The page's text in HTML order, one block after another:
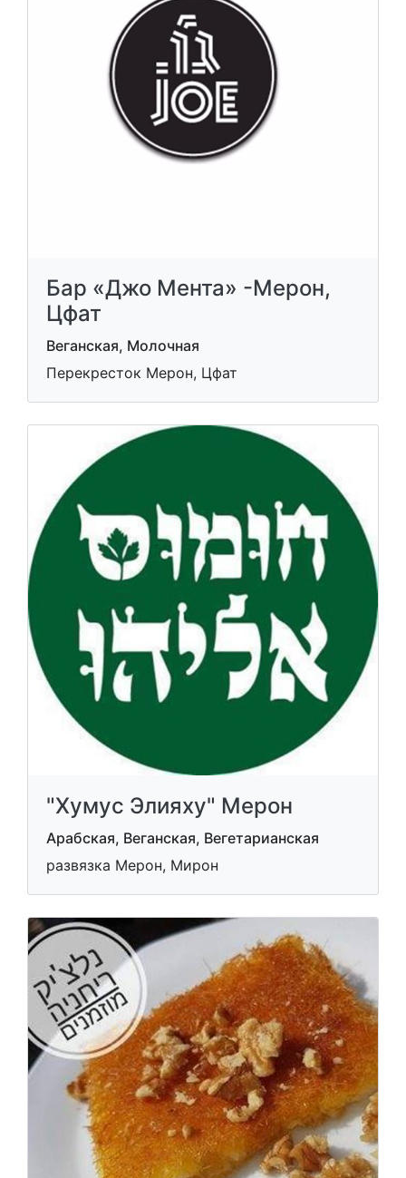
Бар «Джо Мента» -Мерон,
Цфат
Веганская, Молочная
Перекресток Мерон, Цфат
"Хумус Элияху" Мерон
Арабская, Веганская, Вегетарианская
развязка Мерон, Мирон